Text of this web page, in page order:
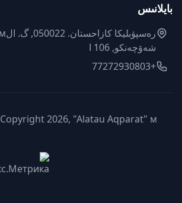
بايلانىس
شەۆچەنكو, 106 ا
+77272930803
Copyright 2026, "Alatau Aqparat" мەدياحولدينگءى